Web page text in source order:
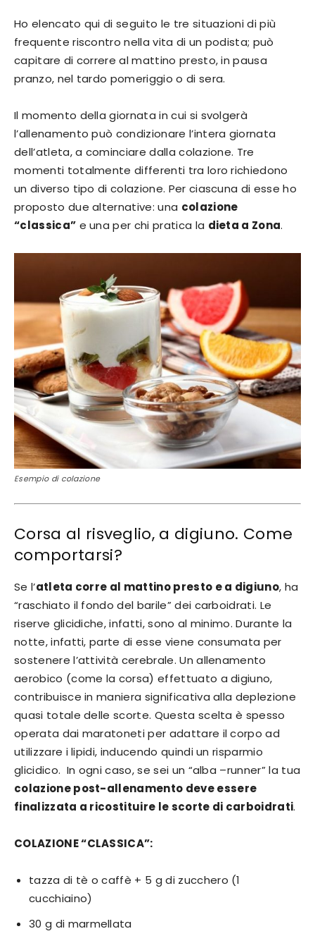
Ho elencato qui di seguito le tre situazioni di più
frequente riscontro nella vita di un podista; può
capitare di correre al mattino presto, in pausa
pranzo, nel tardo pomeriggio o di sera.
Il momento della giornata in cui si svolgerà
l’allenamento può condizionare l’intera giornata
dell’atleta, a cominciare dalla colazione. Tre
momenti totalmente differenti tra loro richiedono
un diverso tipo di colazione. Per ciascuna di esse ho
proposto due alternative: una colazione
“classica” e una per chi pratica la dieta a Zona.
Esempio di colazione
Corsa al risveglio, a digiuno. Come
comportarsi?
Se l’atleta corre al mattino presto e a digiuno, ha
“raschiato il fondo del barile” dei carboidrati. Le
riserve glicidiche, infatti, sono al minimo. Durante la
notte, infatti, parte di esse viene consumata per
sostenere l’attività cerebrale. Un allenamento
aerobico (come la corsa) effettuato a digiuno,
contribuisce in maniera significativa alla deplezione
quasi totale delle scorte. Questa scelta è spesso
operata dai maratoneti per adattare il corpo ad
utilizzare i lipidi, inducendo quindi un risparmio
glicidico. In ogni caso, se sei un “alba –runner” la tua
colazione post-allenamento deve essere
finalizzata a ricostituire le scorte di carboidrati.
COLAZIONE “CLASSICA”:
tazza di tè o caffè + 5 g di zucchero (1
cucchiaino)
30 g di marmellata